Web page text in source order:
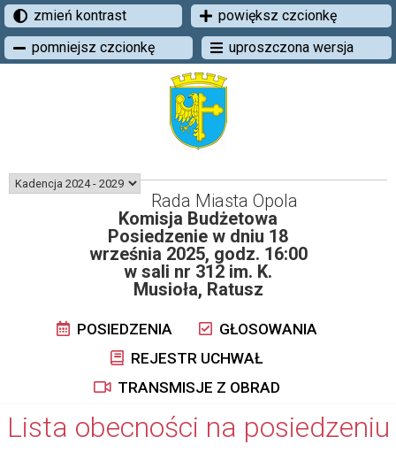
zmień kontrast
powiększ czcionkę
pomniejsz czcionkę
uproszczona wersja
Rada Miasta Opola
Komisja Budżetowa
Posiedzenie w dniu 18
września 2025, godz. 16:00
w sali nr 312 im. K.
Musioła, Ratusz
POSIEDZENIA
GŁOSOWANIA
REJESTR UCHWAŁ
TRANSMISJE Z OBRAD
Lista obecności na posiedzeniu